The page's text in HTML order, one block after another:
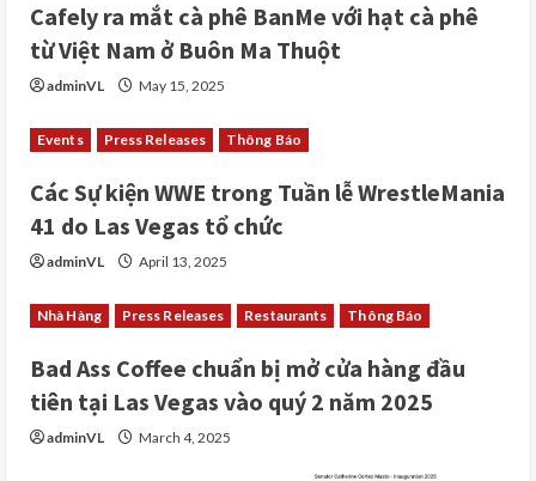
Cafely ra mắt cà phê BanMe với hạt cà phê
từ Việt Nam ở Buôn Ma Thuột
adminVL May 15, 2025
Events Press Releases Thông Báo
Các Sự kiện WWE trong Tuần lễ WrestleMania
41 do Las Vegas tổ chức
adminVL April 13, 2025
Nhà Hàng Press Releases Restaurants Thông Báo
Bad Ass Coffee chuẩn bị mở cửa hàng đầu
tiên tại Las Vegas vào quý 2 năm 2025
adminVL March 4, 2025